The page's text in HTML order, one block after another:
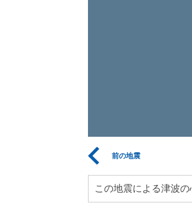
前の地震
この地震による津波の